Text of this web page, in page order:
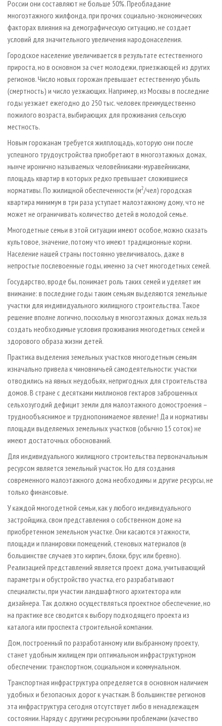
России они составляют не больше 50%. Преобладание
многоэтажного жилфонда, при прочих социально-экономических
факторах влияния на демографическую ситуацию, не создает
условий для значительного увеличения народонаселения.
Городское население увеличивается в результате естественного
прироста, но в основном за счет молодежи, приезжающей из других
регионов. Число новых горожан превышает естественную убыль
(смертность) и число уезжающих. Например, из Москвы в последние
годы уезжает ежегодно до 250 тыс. человек преимущественно
пожилого возраста, выбирающих для проживания сельскую
местность.
Новым горожанам требуется жилплощадь, которую они после
успешного трудоустройства приобретают в многоэтажных домах,
нынче иронично называемых человейниками-муравейниками,
площадь квартир в которых редко превышает сложившиеся
нормативы. По жилищной обеспеченности (м2/чел) городская
квартира минимум в три раза уступает малоэтажному дому, что не
может не ограничивать количество детей в молодой семье.
Многодетные семьи в этой ситуации имеют особое, можно сказать
культовое, значение, потому что имеют традиционные корни.
Население нашей страны постоянно увеличивалось, даже в
непростые послевоенные годы, именно за счет многодетных семей.
Государство, вроде бы, понимает роль таких семей и уделяет им
внимание: в последние годы таким семьям выделяются земельные
участки для индивидуального жилищного строительства. Такое
решение вполне логично, поскольку в многоэтажных домах нельзя
создать необходимые условия проживания многодетных семей и
здорового образа жизни детей.
Практика выделения земельных участков многодетным семьям
изначально привела к чиновничьей самодеятельности: участки
отводились на явных неудобьях, непригодных для строительства
домов. В стране с десятками миллионов гектаров заброшенных
сельхозугодий дефицит земли для малоэтажного домостроения –
труднообъяснимое и труднопонимаемое явление! Да и нормативы
площади выделяемых земельных участков (обычно 15 соток) не
имеют достаточных обоснований.
Для индивидуального жилищного строительства первоначальным
ресурсом является земельный участок. Но для создания
современного малоэтажного дома необходимы и другие ресурсы, не
только финансовые.
У каждой многодетной семьи, как у любого индивидуального
застройщика, свои представления о собственном доме на
приобретенном земельном участке. Они касаются этажности,
площади и планировки помещений, стеновых материалов (в
большинстве случаев это кирпич, блоки, брус или бревно).
Реализацией представлений является проект дома, учитывающий
параметры и обустройство участка, его разрабатывают
специалисты, при участии ландшафтного архитектора или
дизайнера. Так должно осуществляться проектное обеспечение, но
на практике все сводится к выбору подходящего проекта из
каталога или проспекта строительной компании.
Дом, построенный по разработанному или выбранному проекту,
станет удобным жилищем при оптимальном инфраструктурном
обеспечении: транспортном, социальном и коммунальном.
Транспортная инфраструктура определяется в основном наличием
удобных и безопасных дорог к участкам. В большинстве регионов
эта инфраструктура сегодня отсутствует либо в ненадлежащем
состоянии. Наряду с другими ресурсными проблемами (качество